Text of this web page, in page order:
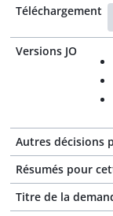
Téléchargement
Versions JO
Autres décisions
Résumés pour
Titre de la